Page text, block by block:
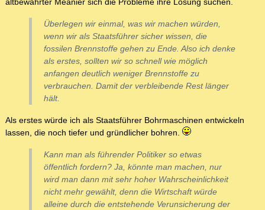
altbewährter Meanier sich die Probleme ihre Lösung suchen.
Überlegen wir einmal, was wir machen würden,
wenn wir als Staatsführer sicher wissen, die
fossilen Brennstoffe gehen zu Ende. Also ich denke
als erstes, sollten wir so schnell wie möglich
anfangen deutlich weniger Brennstoffe zu
verbrauchen. Damit der verbleibende Rest länger
hält.
Als erstes würde ich als Staatsführer Bohrmaschinen entwickeln
lassen, die noch tiefer und gründlicher bohren.
Kann man als führender Politiker so etwas
öffentlich fordern? Ja, könnte man machen, nur
wird man dann mit sehr hoher Wahrscheinlichkeit
nicht mehr gewählt, denn die Wirtschaft würde
alleine durch die entstehende Verunsicherung der